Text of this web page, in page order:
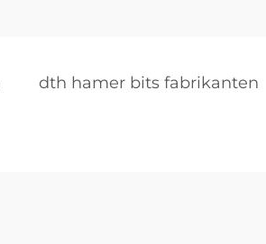
dth hamer bits fabrikanten